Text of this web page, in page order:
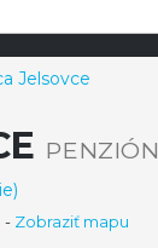
Jelsovce
PENZIÓN
- Zobraziť mapu